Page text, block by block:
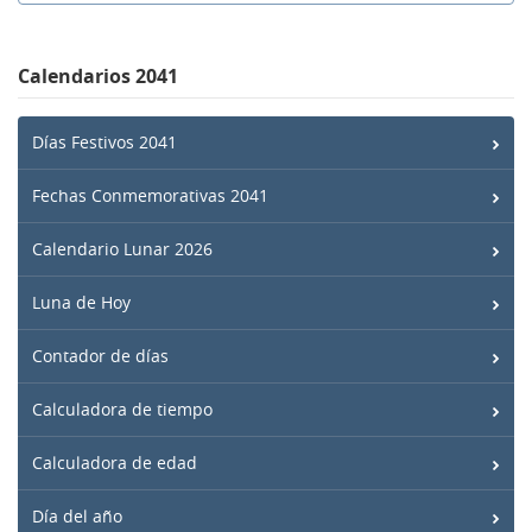
Calendarios 2041
Días Festivos 2041
Fechas Conmemorativas 2041
Calendario Lunar 2026
Luna de Hoy
Contador de días
Calculadora de tiempo
Calculadora de edad
Día del año